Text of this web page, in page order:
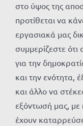
στο ύψος της
προτίθεται να
εργασιακά μας
συμμερίζεστε
για την
και την ενότητα,
και άλλο να
εξόντωσή μας, με
έχουν